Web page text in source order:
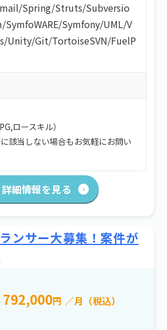
/Spring/Struts/Subversio
/SymfoWARE/Symfony/UML/V
/Unity/Git/TortoiseSVN/FuelP
ロースキル）
該当しない場合もお気軽にお問い
詳細情報を見る
ンサー大募集！案件が
792,000円 ／月（税込）